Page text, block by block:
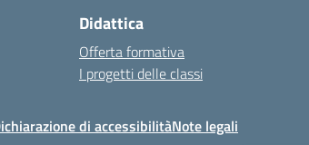
Didattica
Offerta formativa
I progetti delle classi
di accessibilitàNote legali